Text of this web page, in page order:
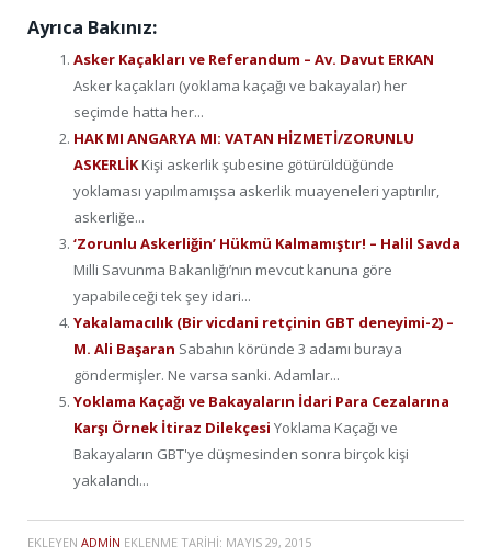
Ayrıca Bakınız:
Asker Kaçakları ve Referandum – Av. Davut ERKAN
Asker kaçakları (yoklama kaçağı ve bakayalar) her
seçimde hatta her...
HAK MI ANGARYA MI: VATAN HİZMETİ/ZORUNLU
ASKERLİKKişi askerlik şubesine götürüldüğünde
yoklaması yapılmamışsa askerlik muayeneleri yaptırılır,
askerliğe...
‘Zorunlu Askerliğin’ Hükmü Kalmamıştır! – Halil Savda
Milli Savunma Bakanlığı’nın mevcut kanuna göre
yapabileceği tek şey idari...
Yakalamacılık (Bir vicdani retçinin GBT deneyimi-2) –
M. Ali Başaran Sabahın köründe 3 adamı buraya
göndermişler. Ne varsa sanki. Adamlar...
Yoklama Kaçağı ve Bakayaların İdari Para Cezalarına
Karşı Örnek İtiraz Dilekçesi Yoklama Kaçağı ve
Bakayaların GBT'ye düşmesinden sonra birçok kişi
yakalandı...
EKLEYEN ADMIN EKLENME TARIHI: MAYIS 29, 2015